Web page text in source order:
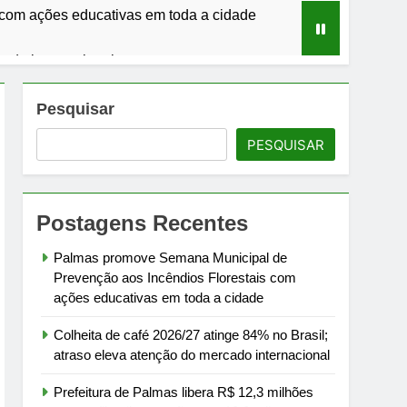
ações educativas em toda a cidade
internacional
mil servidores
em julho
Pesquisar
PESQUISAR
Postagens Recentes
Palmas promove Semana Municipal de
Prevenção aos Incêndios Florestais com
ações educativas em toda a cidade
Colheita de café 2026/27 atinge 84% no Brasil;
atraso eleva atenção do mercado internacional
Prefeitura de Palmas libera R$ 12,3 milhões